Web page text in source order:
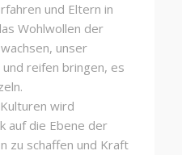
und Eltern in
Wohlwollen der
unser
reifen bringen, es
wird
auf die Ebene der
zu schaffen und Kraft